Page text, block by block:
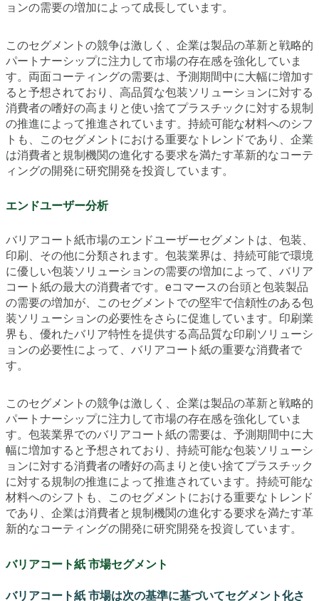
ョンの需要の増加によって成長しています。
このセグメントの競争は激しく、企業は製品の革新と戦略的
パートナーシップに注力して市場の存在感を強化していま
す。両面コーティングの需要は、予測期間中に大幅に増加す
ると予想されており、高品質な包装ソリューションに対する
消費者の嗜好の高まりと使い捨てプラスチックに対する規制
の推進によって推進されています。持続可能な材料へのシフ
トも、このセグメントにおける重要なトレンドであり、企業
は消費者と規制機関の進化する要求を満たす革新的なコーテ
ィングの開発に研究開発を投資しています。
エンドユーザー分析
バリアコート紙市場のエンドユーザーセグメントは、包装、
印刷、その他に分類されます。包装業界は、持続可能で環境
に優しい包装ソリューションの需要の増加によって、バリア
コート紙の最大の消費者です。eコマースの台頭と包装製品
の需要の増加が、このセグメントでの堅牢で信頼性のある包
装ソリューションの必要性をさらに促進しています。印刷業
界も、優れたバリア特性を提供する高品質な印刷ソリューシ
ョンの必要性によって、バリアコート紙の重要な消費者で
す。
このセグメントの競争は激しく、企業は製品の革新と戦略的
パートナーシップに注力して市場の存在感を強化していま
す。包装業界でのバリアコート紙の需要は、予測期間中に大
幅に増加すると予想されており、持続可能な包装ソリューシ
ョンに対する消費者の嗜好の高まりと使い捨てプラスチック
に対する規制の推進によって推進されています。持続可能な
材料へのシフトも、このセグメントにおける重要なトレンド
であり、企業は消費者と規制機関の進化する要求を満たす革
新的なコーティングの開発に研究開発を投資しています。
バリアコート紙 市場セグメント
バリアコート紙 市場は次の基準に基づいてセグメント化さ